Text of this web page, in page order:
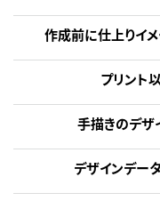
作成前に仕上りイ
プリント
手描きのデザ
デザインデー